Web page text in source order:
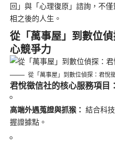
回」與「心理復原」諮詢，不
相之後的人生。
從「萬事屋」到數位
心競爭力
從「萬事屋」到數位偵探：君悅
君悅徵信社的核心服務項目：
高端外遇蒐證與抓猴： 結合科
握證據點。